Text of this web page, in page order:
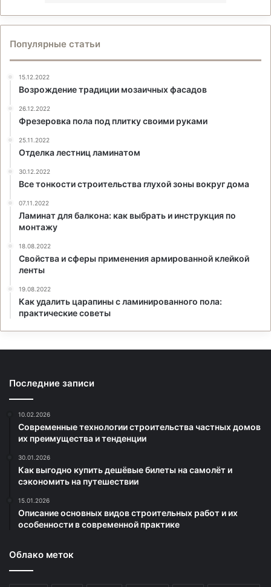
Популярные статьи
15.12.2022
Возрождение традиции мозаичных фасадов
26.12.2022
Фрезеровка пола под плитку своими руками
25.11.2022
Отделка лестниц ламинатом
30.12.2022
Все тонкости строительства глухой зоны вокруг дома
07.11.2022
Ламинат для балкона: как выбрать и инструкция по
монтажу
18.08.2022
Свойства и сферы применения армированной клейкой
ленты
19.08.2022
Как удалить царапины с ламинированного пола:
практические советы
Последние записи
10.02.2026
Современные технологии строительства частных домов
их преимущества и тенденции
30.01.2026
Как выгодно купить дешёвые билеты на самолёт и
сэкономить на путешествии
15.01.2026
Описание основных видов строительных работ и их
особенности в современной практике
Облако меток